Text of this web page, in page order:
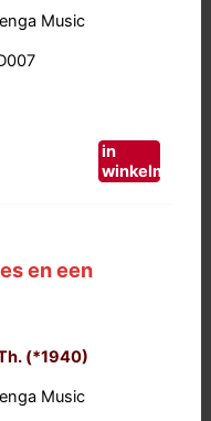
Music
in
winkelmand
en een
(*1940)
Music